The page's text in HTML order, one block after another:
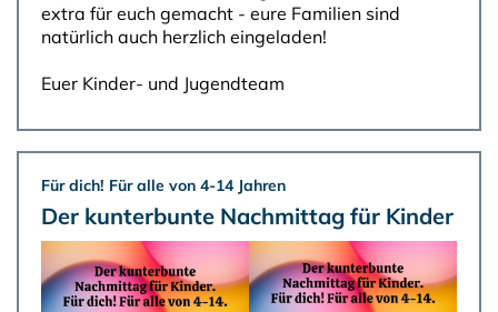
extra für euch gemacht - eure Familien sind
natürlich auch herzlich eingeladen!
Euer Kinder- und Jugendteam
Für dich! Für alle von 4-14 Jahren
Der kunterbunte Nachmittag für Kinder